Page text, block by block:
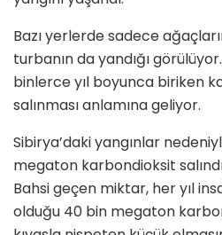
Bazı yerlerde sadece
turbanın da yandığı
binlerce yıl boyunca biriken
salınması anlamına geliyor.
Sibirya’daki yangınlar
megaton karbondioksit
Bahsi geçen miktar, her yıl
olduğu 40 bin megaton